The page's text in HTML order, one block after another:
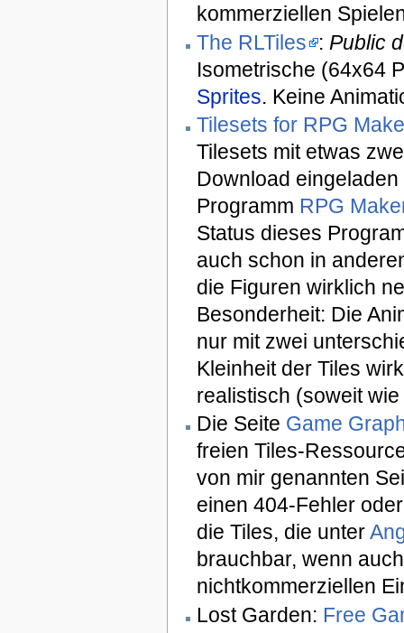
kommerziellen
The RLTiles : Public
Isometrische (64x64
Sprites. Keine
Tilesets for RPG
Tilesets mit etwas
Download
Programm RPG
Status dieses
auch schon in
die Figuren wirklich
Besonderheit: Die
nur mit zwei
Kleinheit der Tiles
realistisch (soweit
Die Seite Game
freien Tiles-
von mir genannten
einen 404-Fehler
die Tiles, die unter
brauchbar, wenn
nichtkommerziellen
Lost Garden: Free